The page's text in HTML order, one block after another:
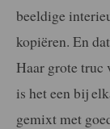
beeldige
kopiëren. En
Haar grote truc
is het een bij
gemixt met